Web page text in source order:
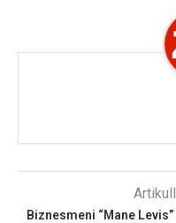
Biznesmeni “Mane